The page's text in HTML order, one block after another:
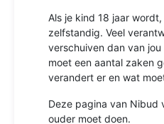
Als je kind 18 jaar
zelfstandig. Veel
verschuiven dan van
moet een aantal zaken
verandert er en wat
Deze pagina van Nibud
ouder moet doen.